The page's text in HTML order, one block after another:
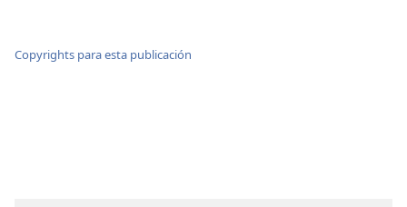
Copyrights para esta publicación